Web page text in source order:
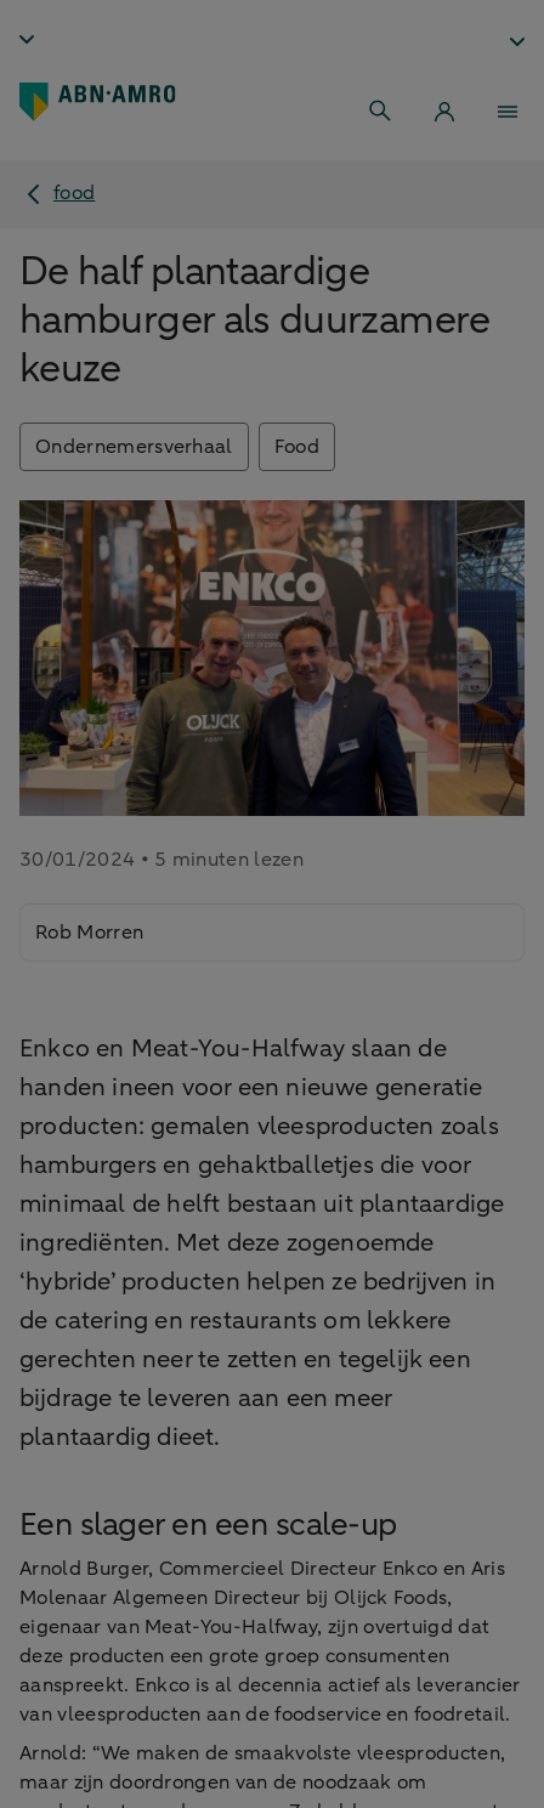
food
De half plantaardige
hamburger als duurzamere
keuze
Ondernemersverhaal Food
30/01/2024 • 5 minuten lezen
Rob Morren
Enkco en Meat-You-Halfway slaan de
handen ineen voor een nieuwe generatie
producten: gemalen vleesproducten zoals
hamburgers en gehaktballetjes die voor
minimaal de helft bestaan uit plantaardige
ingrediënten. Met deze zogenoemde
‘hybride’ producten helpen ze bedrijven in
de catering en restaurants om lekkere
gerechten neer te zetten en tegelijk een
bijdrage te leveren aan een meer
plantaardig dieet.
Een slager en een scale-up
Arnold Burger, Commercieel Directeur Enkco en Aris
Molenaar Algemeen Directeur bij Olijck Foods,
eigenaar van Meat-You-Halfway, zijn overtuigd dat
deze producten een grote groep consumenten
aanspreekt. Enkco is al decennia actief als leverancier
van vleesproducten aan de foodservice en foodretail.
Arnold: “We maken de smaakvolste vleesproducten,
maar zijn doordrongen van de noodzaak om